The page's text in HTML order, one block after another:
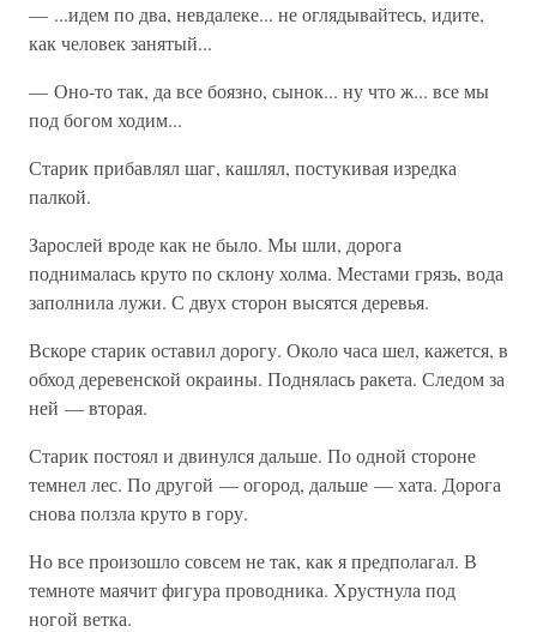
— ...идем по два, невдалеке... не оглядывайтесь, идите,
как человек занятый...
— Оно-то так, да все боязно, сынок... ну что ж... все мы
под богом ходим...
Старик прибавлял шаг, кашлял, постукивая изредка
палкой.
Зарослей вроде как не было. Мы шли, дорога
поднималась круто по склону холма. Местами грязь, вода
заполнила лужи. С двух сторон высятся деревья.
Вскоре старик оставил дорогу. Около часа шел, кажется, в
обход деревенской окраины. Поднялась ракета. Следом за
ней — вторая.
Старик постоял и двинулся дальше. По одной стороне
темнел лес. По другой — огород, дальше — хата. Дорога
снова ползла круто в гору.
Но все произошло совсем не так, как я предполагал. В
темноте маячит фигура проводника. Хрустнула под
ногой ветка.